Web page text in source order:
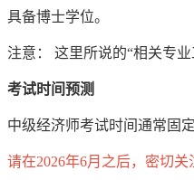
具备博士学位。
注意： 这里所说的“相关专
考试时间预测
中级经济师考试时间通常固
请在2026年6月之后，密切